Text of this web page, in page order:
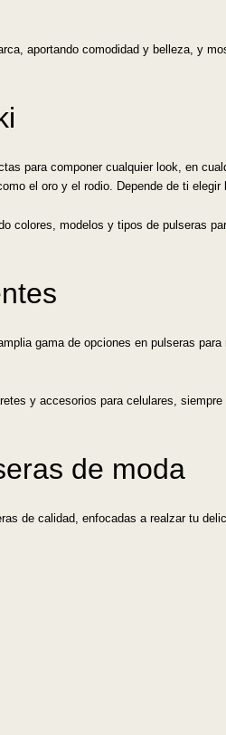
aportando comodidad y belleza, y
para componer cualquier look, en
el oro y el rodio. Depende de ti elegir
colores, modelos y tipos de pulseras
gama de opciones en pulseras
y accesorios para celulares,
de moda
de calidad, enfocadas a realzar tu